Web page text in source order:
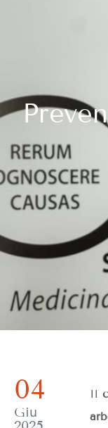
04
Giu
Il